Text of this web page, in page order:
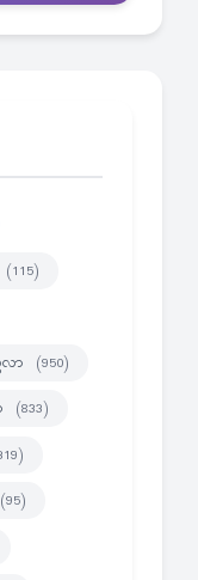
(115)
ာ (950)
(833)
(95)